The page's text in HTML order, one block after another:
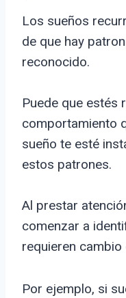
Los sueños
de que hay
reconocido.
Puede que estés
comportamiento
sueño te esté
estos patrones.
Al prestar
comenzar a
requieren cambio
Por ejemplo, si